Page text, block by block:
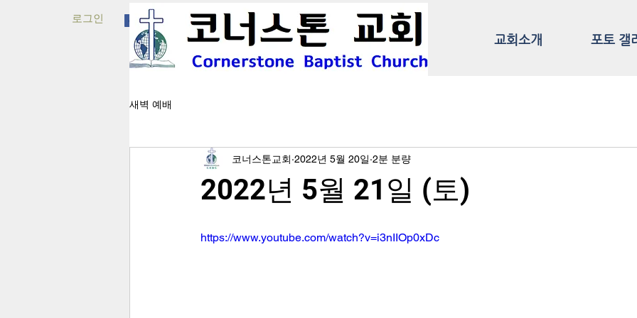
로그인
교회소개 포토 갤
새벽 예배
2022년 5월 21일 (토)
코너스톤교회 2022년 5월 20일 2분 분량
https://www.youtube.com/watch?v=i3nIIOp0xDc